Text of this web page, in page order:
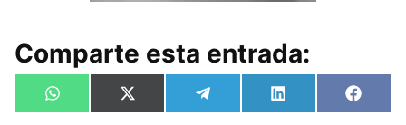
Comparte esta entrada:
Compartir
en
W
h
Compartir
en
X
(
Compartir
en
e
Compartir
en
L
i
en
F
a